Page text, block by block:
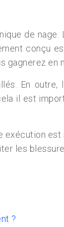
de
conçu
gagnerez en
En
il est
exécution
les
?